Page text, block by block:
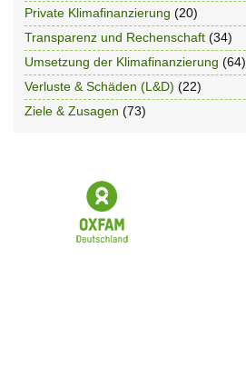
Private Klimafinanzierung (20)
Transparenz und Rechenschaft (34)
Umsetzung der Klimafinanzierung (64)
Verluste & Schäden (L&D) (22)
Ziele & Zusagen (73)